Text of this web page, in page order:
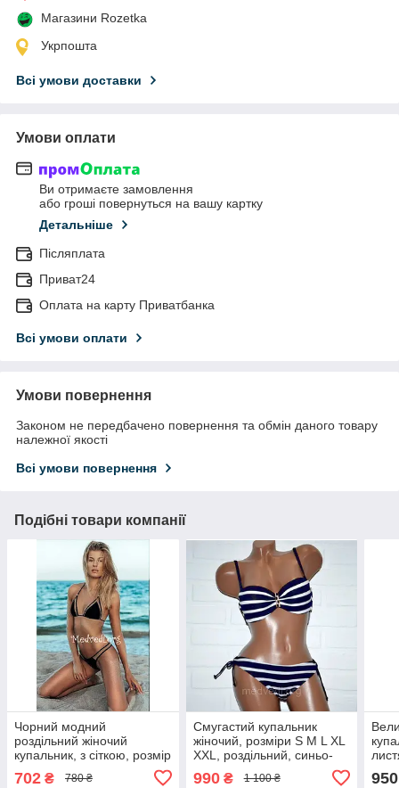
Магазини Rozetka
Укрпошта
Всі умови доставки
Умови оплати
Ви отримаєте замовлення
або гроші повернуться на вашу картку
Детальніше
Післяплата
Приват24
Оплата на карту Приватбанка
Всі умови оплати
Умови повернення
Законом не передбачено повернення та обмін даного товару
належної якості
Всі умови повернення
Подібні товари компанії
Чорний модний
роздільний жіночий
купальник, з сіткою, розмір
702 ₴ 780 ₴
Смугастий купальник
жіночий, розміри S M L XL
XXL, роздільний, синьо-
білий, бікіні, на зав'язках
990₴ 1 100 ₴ 950